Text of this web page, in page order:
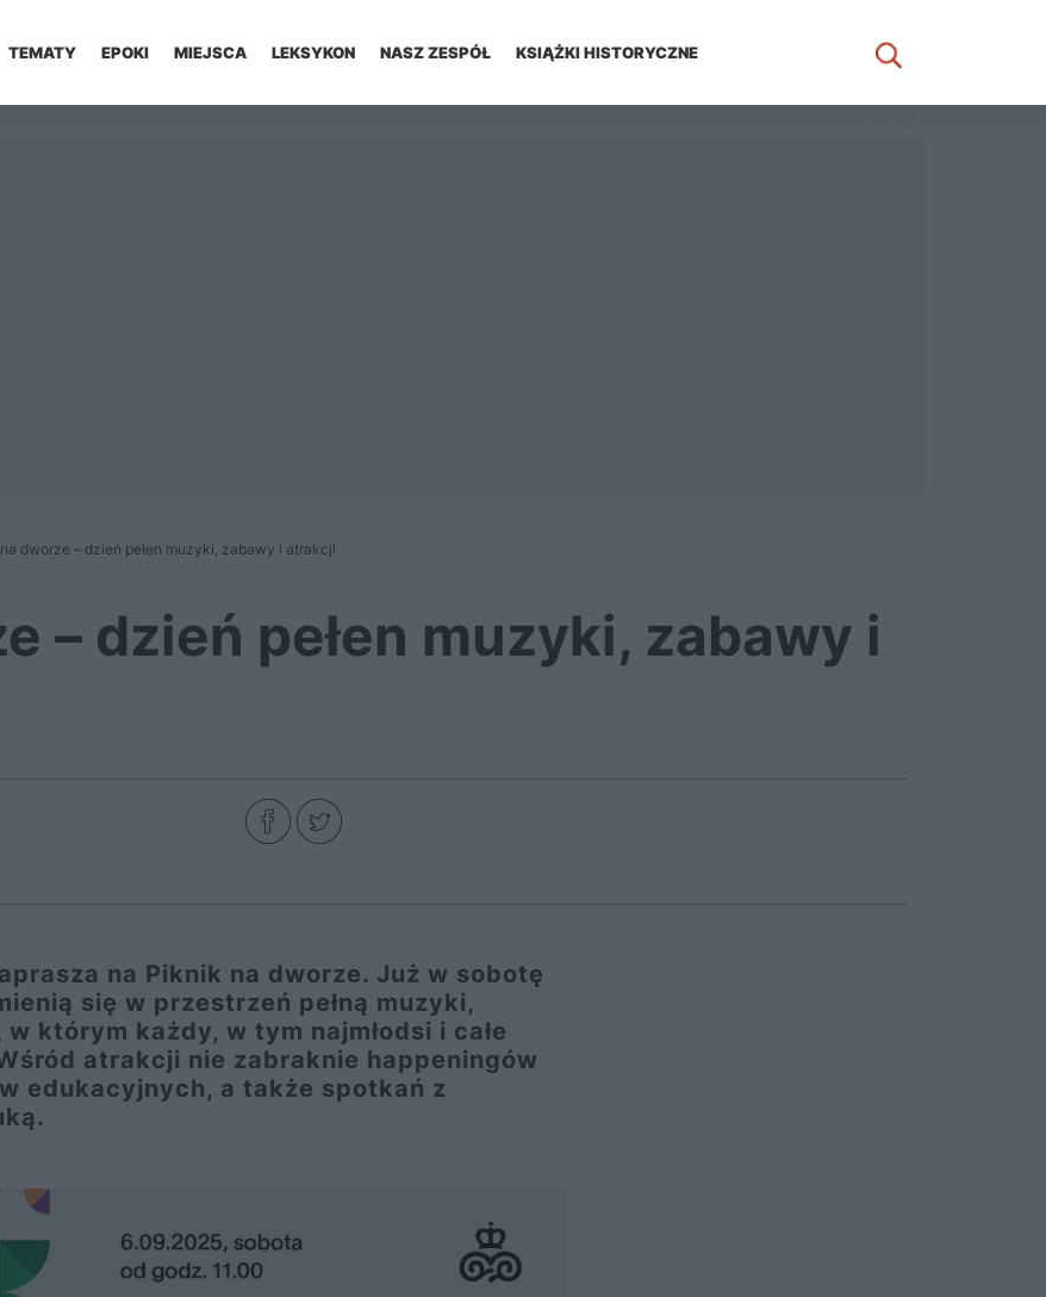
TEMATY EPOKI MIEJSCA LEKSYKON NASZ ZESPÓŁ KSIĄŻKI HISTORYCZNE
dworze – dzień pełen muzyki, zabawy i atrakcji
– dzień pełen muzyki, zabawy i
na Piknik na dworze. Już w sobotę
się w przestrzeń pełną muzyki,
którym każdy, w tym najmłodsi i całe
atrakcji nie zabraknie happeningów
edukacyjnych, a także spotkań z